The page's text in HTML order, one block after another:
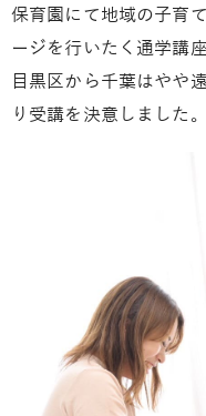
保育園にて地域の子育
ージを行いたく通学講
目黒区から千葉はやや
り受講を決意しました。